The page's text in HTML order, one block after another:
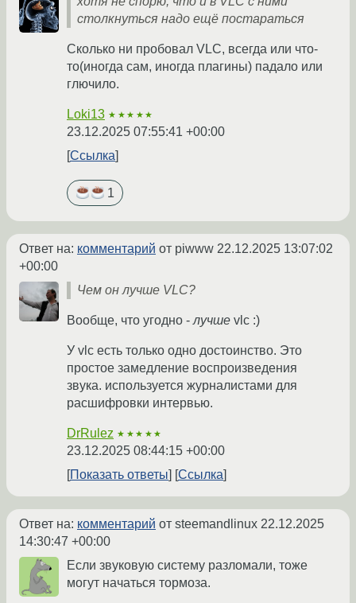
столкнуться надо ещё постараться
Сколько ни пробовал VLC, всегда или что-
то(иногда сам, иногда плагины) падало или
глючило.
Loki13 ★★★★★
23.12.2025 07:55:41 +00:00
Ссылка
1
Ответ на: комментарий от piwww 22.12.2025 13:07:02
+00:00
Чем он лучше VLC?
Вообще, что угодно - лучше vlc :)
У vlc есть только одно достоинство. Это
простое замедление воспроизведения
звука. используется журналистами для
расшифровки интервью.
DrRulez ★★★★★
23.12.2025 08:44:15 +00:00
Показать ответы
Ссылка
Ответ на: комментарий от steemandlinux 22.12.2025
14:30:47 +00:00
Если звуковую систему разломали, тоже
могут начаться тормоза.